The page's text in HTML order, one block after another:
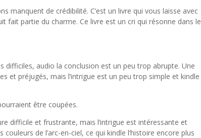
manquent de crédibilité. C’est un livre qui vous laisse avec
fait partie du charme. Ce livre est un cri qui résonne dans le
difficiles, audio la conclusion est un peu trop abrupte. Une
et préjugés, mais l’intrigue est un peu trop simple et kindle
être coupées.
difficile et frustrante, mais l’intrigue est intéressante et
de l’arc-en-ciel, ce qui kindle l’histoire encore plus